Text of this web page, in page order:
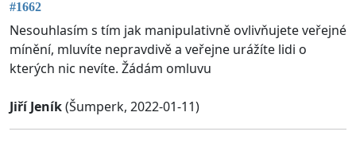
#1662
Nesouhlasím s tím jak manipulativně ovlivňujete veřejné
mínění, mluvíte nepravdivě a veřejne urážíte lidi o
kterých nic nevíte. Žádám omluvu
Jiří Jeník(Šumperk, 2022-01-11)